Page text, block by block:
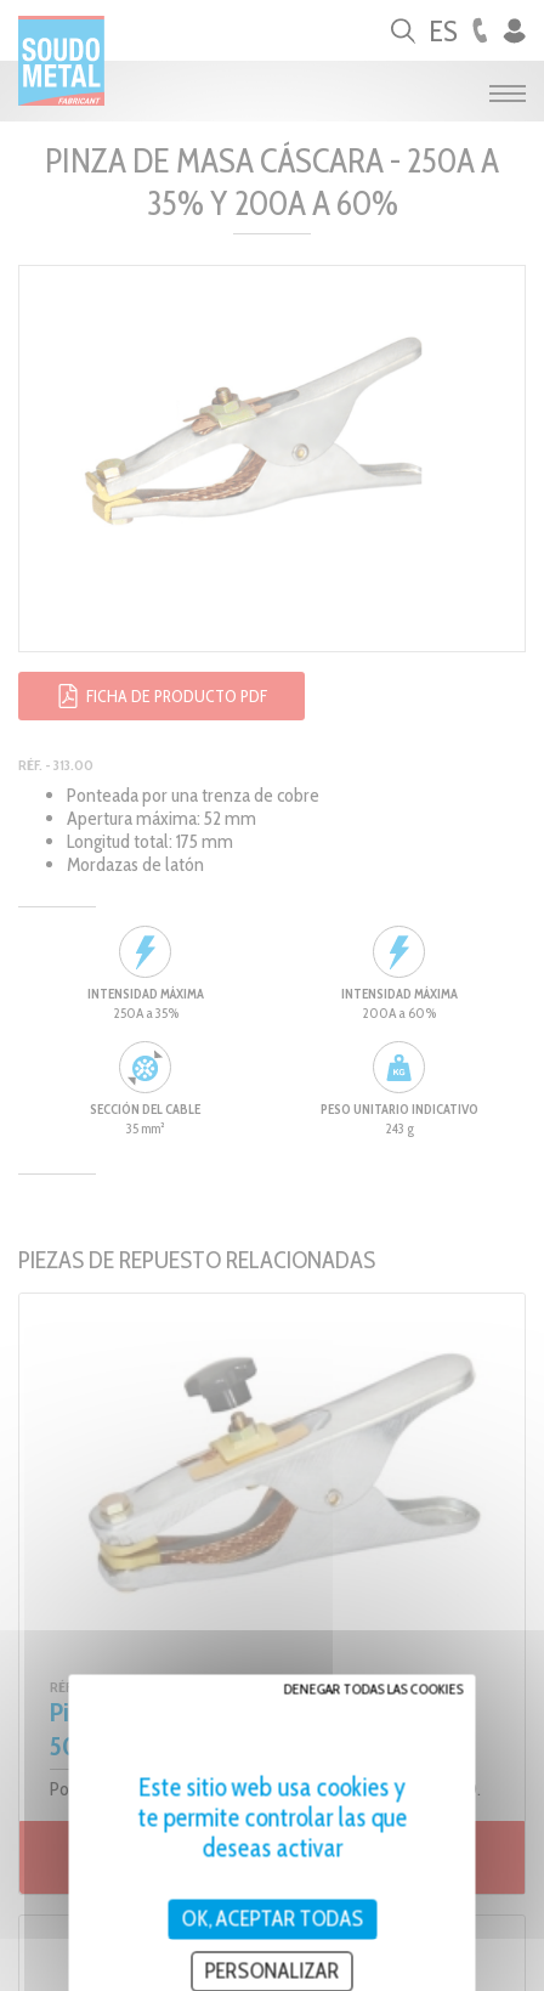
ES
PINZA DE MASA CÁSCARA - 250A A
35% Y 200A A 60%
FICHA DE PRODUCTO PDF
RÉF. - 313.00
Ponteada por una trenza de cobre
Apertura máxima: 52 mm
Longitud total: 175 mm
Mordazas de latón
INTENSIDAD MÁXIMA
250A a 35%
INTENSIDAD MÁXIMA
200A a 60%
SECCIÓN DEL CABLE
35 mm²
PESO UNITARIO INDICATIVO
243 g
PIEZAS DE REPUESTO RELACIONADAS
RÉF. 319.00
Pinza de masa cáscara - 600A a 35% y
500A a 60% 95mm²
Potencia al 35% (Amp) 600 / Potencia al 60% (Amp) 500.
Panel de gestión de cookies
Este sitio web usa cookies y
te permite controlar las que
deseas activar
OK, ACEPTAR TODAS
DENEGAR TODAS LAS COOKIES
PERSONALIZAR